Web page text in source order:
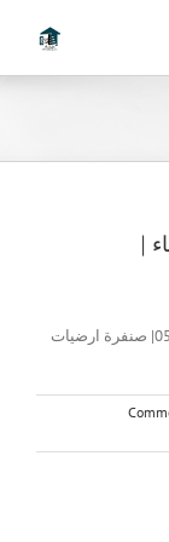
|
جلي و صنفرة ارضيات الخرسانة الاحساء | 0553960210| صنفرة ارضيات